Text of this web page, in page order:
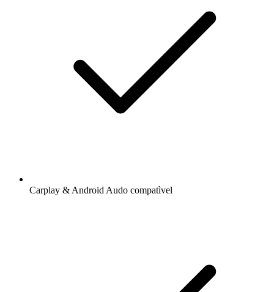
Carplay & Android Audo compatìvel